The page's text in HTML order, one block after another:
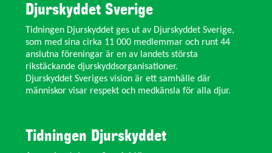
Djurskyddet Sverige
Tidningen Djurskyddet ges ut av Djurskyddet Sverige,
som med sina cirka 11 000 medlemmar och runt 44
anslutna föreningar är en av landets största
rikstäckande djurskyddsorganisationer.
Djurskyddet Sveriges vision är ett samhälle där
människor visar respekt och medkänsla för alla djur.
Tidningen Djurskyddet